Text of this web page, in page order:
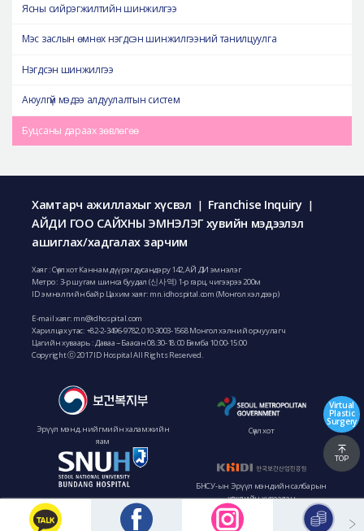
Ясны сийрэгжилтийн шинжилгээ
Мэс заслын өмнөх нэгдсэн шинжилгээний танилцуулга
Нэгдсэн шинжилгээ
Аюулгүй мэдээ алдуулалтын систем
Буцсаны дараах зөвлөгөө
Хамтарч ажиллахыг хүсвэл | Franchise Inquiry |
АЙДИ ГОО САЙХНЫ ЭМНЭЛЭГ хувийн мэдээлэл
ашиглах/хадгалах зарчим
Хаяг : Сөүл хот Каннам дүүрэг дусандэру 142, АЙ ДИ эмнэлэг
Метро : 3-р шугам шинса буудал (신사역) 1-р гарц, чигээрээ 200м
ID эмнэлгийн байр Цахим хаяг: mn.idhospital.com (Монгол хэл дээр)
E-mail хаяг: mn@idhospital.com
Харилцах утас: +82-2-3496-9782,010-3003-1568 Монгол хэлний орчуулагч
Цагийн хуваарь : Даваа ~ Баасан 08:30-18:00 Бямба 10:00-15:00
Copyright ⓒ 2017 ID Hospital All Rights Reserved.
Эрүүл мэнд, нийгмийн халамжийн
яам
Сөүл хот
Сөүл Үндэсний Их Сургуулийн Бунданг
БНСУ-ын Эрүүл мэндийн салбарын
хөгжлийн хүрээлэн
Virtual
Plastic
Surgery
TOP